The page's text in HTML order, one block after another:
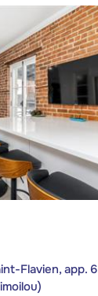
Flavien, app. 6